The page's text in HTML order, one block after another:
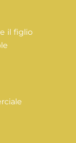
il figlio